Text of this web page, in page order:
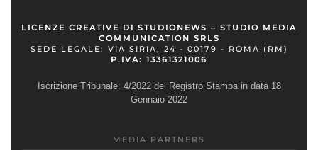
LICENZE CREATIVE DI STUDIONEWS – STUDIO MEDIA
COMMUNICATION SRLS
SEDE LEGALE: VIA SIRIA, 24 - 00179 - ROMA (RM)
P.IVA: 13361321006
Iscrizione Tribunale: 4/2022 del Registro Stampa in data 18
Gennaio 2022
MEDIA PARTNERS